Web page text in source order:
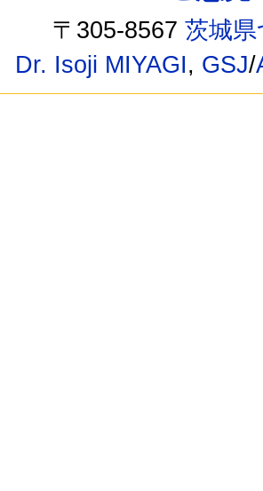
〒305-8567茨城
Dr. Isoji MIYAGI, GSJ/